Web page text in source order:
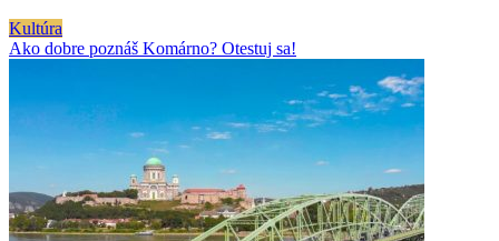
Kultúra
Ako dobre poznáš Komárno? Otestuj sa!